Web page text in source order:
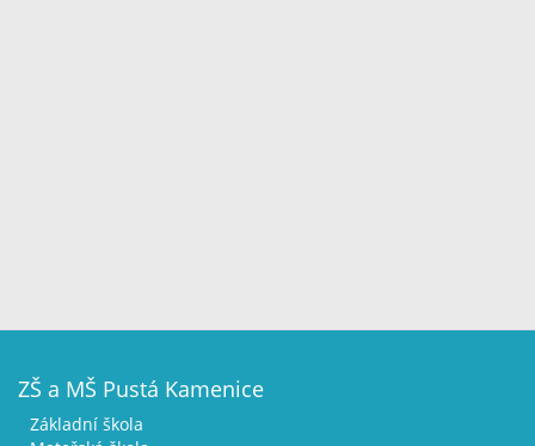
ZŠ a MŠ Pustá Kamenice
Základní škola